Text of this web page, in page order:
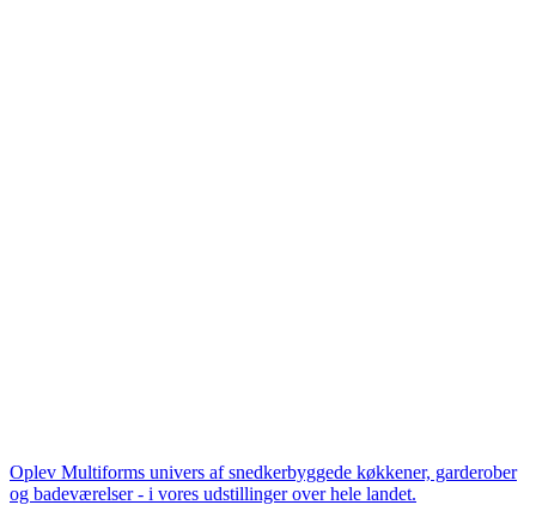
Oplev Multiforms univers af snedkerbyggede køkkener, garderober
og badeværelser - i vores udstillinger over hele landet.